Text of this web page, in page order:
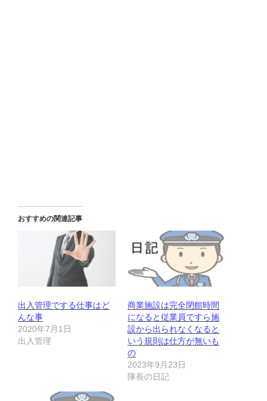
おすすめの関連記事
出入管理でする仕事はど
んな事
2020年7月1日
出入管理
商業施設は完全閉館時間
になると従業員ですら施
設から出られなくなると
いう規則は仕方が無いも
の
2023年9月23日
隊長の日記